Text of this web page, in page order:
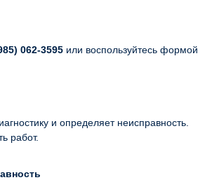
062-3595 или воспользуйтесь формой
и определяет неисправность.
работ.